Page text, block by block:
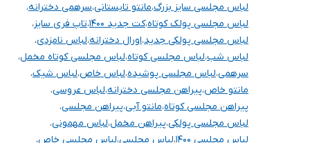
لباس مجلسی سایز بزرگ،مانتو تابستانی،سرهمی دخترانه،
لباس مجلسی پولک کوتاه،کت جدید ۱۴۰۰ ،تاپ فری سایز،
لباس مجلسی پولکی جدید،اورال دخترانه،لباس نامزدی،
لباس شب،لباس مجلسی کوتاه،لباس مجلسی کوتاه مخمل،
سرهمی،لباس مجلسی پوشیده،لباس خاص،لباس شیک،
مانتو خاص،پیراهن مجلسی دخترانه،لباس عروسی،
پیراهن مجلسی کوتاه،مانتو آبی،پیراهن مجلسی،
لباس مجلسی پولکی،پیراهن مخمل،لباس مهمونی،
لباس مجلسی ۱۴۰۰
،لباس مجلسی،لباس مجلسی خاص،